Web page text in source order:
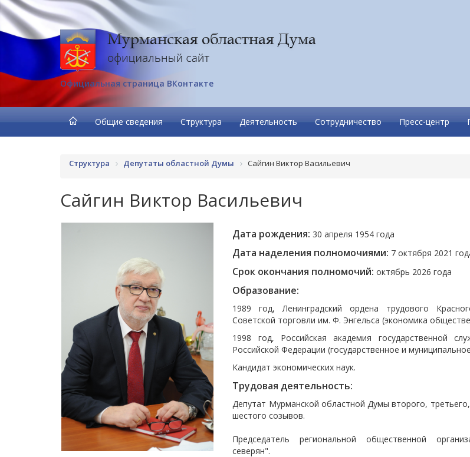
Официальная страница ВКонтакте
Общие сведения Структура Деятельность Сотрудничество Пресс-центр
Структура Депутаты областной Думы Сайгин Виктор Васильевич
Сайгин Виктор Васильевич
Дата рождения: 30 апреля 1954 года
Дата наделения полномочиями: 7 октября 2021
Срок окончания полномочий: октябрь 2026 года
Образование:
1989 год, Ленинградский ордена трудового
Советской торговли им. Ф. Энгельса (экономика
1998 год, Российская академия государственной
Российской Федерации (государственное и
Кандидат экономических наук.
Трудовая деятельность:
Депутат Мурманской областной Думы второго,
шестого созывов.
Председатель региональной общественной
северян".